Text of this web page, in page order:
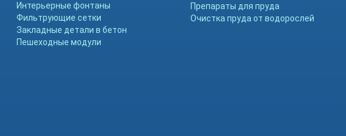
Интерьерные фонтаны
Фильтрующие сетки
Закладные детали в бетон
Пешеходные модули
Препараты для пруда
Очистка пруда от водорослей